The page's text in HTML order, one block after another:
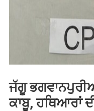
ਜੱਗੂ
ਕਾਬੂ, ਹਥਿਆਰਾਂ